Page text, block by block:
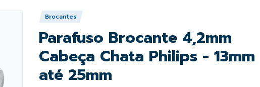
Brocantes
Parafuso Brocante 4,2mm
Cabeça Chata Philips - 13mm
até 25mm